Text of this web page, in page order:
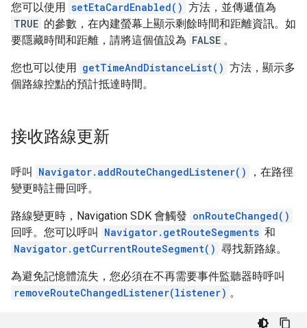
您可以使用 setEtaCardEnabled() 方法，並傳遞值為
TRUE 的參數，在內建螢幕上顯示剩餘時間和距離資訊。如
要隱藏時間和距離，請將這個值設為 FALSE 。
您也可以使用 getTimeAndDistanceList() 方法，顯示多
個路線控點的預計抵達時間。
接收路線更新
呼叫 Navigator.addRouteChangedListener()
，在路徑
變更時註冊回呼。
路線變更時，Navigation SDK 會觸發 onRouteChanged()
回呼。您可以呼叫
Navigator.getRouteSegments 和
Navigator.getCurrentRouteSegment() 尋找新路線。
為避免記憶體流失，您必須在不再需要事件監聽器時呼叫
removeRouteChangedListener(listener) 。